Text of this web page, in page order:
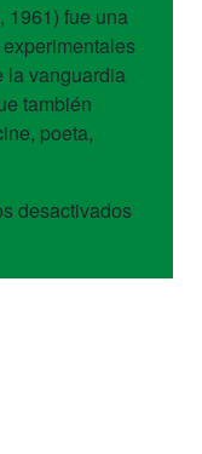
1961) fue una
la vanguardia
también
poeta,
desactivados